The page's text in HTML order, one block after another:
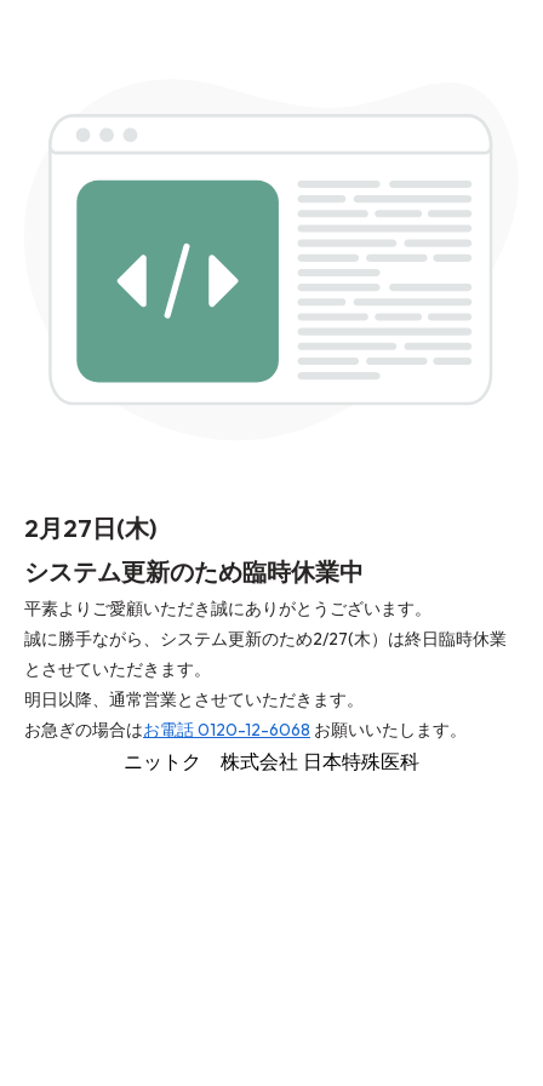
2月27日(木)
システム更新のため臨時休業中
平素よりご愛顧いただき誠にありがとうございます。
誠に勝手ながら、システム更新のため2/27(木）は終日臨時休業
とさせていただきます。
明日以降、通常営業とさせていただきます。
お急ぎの場合はお電話 0120-12-6068 お願いいたします。
ニットク 株式会社 日本特殊医科